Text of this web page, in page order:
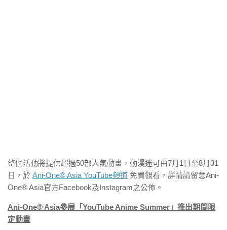
整個活動將提供超過50部人氣動畫，動漫迷可由7月1日至8月31
日，於 Ani-One® Asia YouTube頻道 免費觀看，詳情請留意Ani-
One® Asia官方Facebook及Instagram之公佈。
Ani-One® Asia參展「YouTube Anime Summer」推出期間限
定動畫